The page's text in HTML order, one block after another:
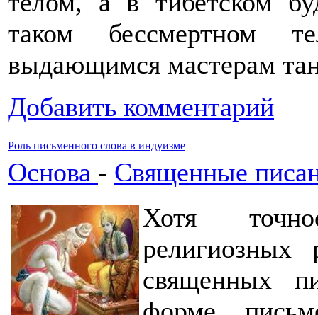
таком бессмертном
выдающимся мастерам
Добавить комментарий
Роль письменного слова в индуизме
Основа - Священные
Хотя
религиозных
священных